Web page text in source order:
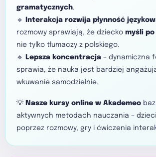
gramatycznych.
🔹
Interakcja rozwija płynność
rozmowy sprawiają, że dziecko myśli
nie tylko tłumaczy z polskiego.
🔹
Lepsza koncentracja – dynamiczna
sprawia, że nauka jest bardziej
wkuwanie samodzielnie.
💡 Nasze kursy online w Akademeo
aktywnych metodach nauczania –
poprzez rozmowy, gry i ćwiczenia